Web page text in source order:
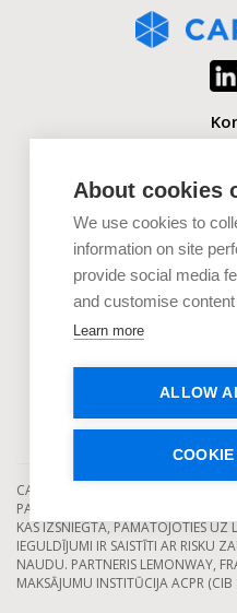
About cookies
We use cookies to
information on site
provide social media
and customise
Learn more
ALLOW
+371
CAPITALIA IR LICENCĒTS EIROPAS
PAKALPOJUMU SNIEDZĒJS, KAS
KAS IZSNIEGTA, PAMATOJOTIES UZ
IEGULDĪJUMI IR SAISTĪTI AR RISKU
NAUDU. PARTNERIS LEMONWAY,
MAKSĀJUMU INSTITŪCIJA ACPR